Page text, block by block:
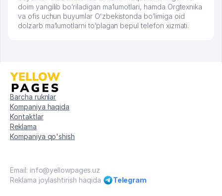
doim yangilib bo’riladigan ma’lumotlari, hamda Orgtexnika
va ofis uchun buyumlar Oʻzbekistonda bo’limiga oid
dolzarb ma’lumotlarni to’plagan bepul telefon xizmati.
Barcha ruknlar
Kompaniya haqida
Kontaktlar
Reklama
Kompaniya qo'shish
Email: info@yellowpages.uz
Reklama joylashtirish haqida
Telegram